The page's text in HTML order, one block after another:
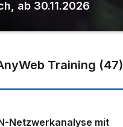
ab 30.11.2026
Training (47)
Netzwerkanalyse mit